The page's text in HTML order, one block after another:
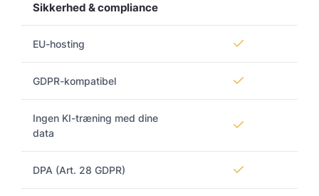
Sikkerhed & compliance
EU-hosting
GDPR-kompatibel
Ingen KI-træning med dine
data
DPA (Art. 28 GDPR)